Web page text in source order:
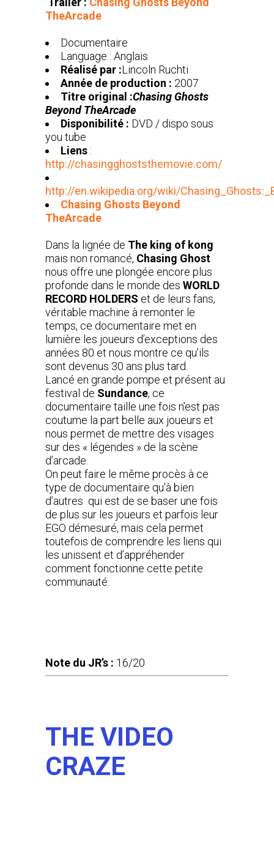
TheArcade
Documentaire
Language : Anglais
Réalisé par :Lincoln Ruchti
Année de production : 2007
Titre original :Chasing Ghosts
Beyond TheArcade
Disponibilité : DVD / dispo sous
you tube
Liens :
http://chasingghoststhemovie.com/
http://en.wikipedia.org/wiki/
Chasing Ghosts Beyond
TheArcade
Dans la lignée de The king of kong
mais non romancé, Chasing Ghost
nous offre une plongée encore plus
profonde dans le monde des WORLD
RECORD HOLDERS et de leurs fans,
véritable machine à remonter le
temps, ce documentaire met en
lumière les joueurs d’exceptions des
années 80 et nous montre ce qu’ils
sont devenus 30 ans plus tard.
Lancé en grande pompe et présent au
festival de Sundance, ce
documentaire taille une fois n’est pas
coutume la part belle aux joueurs et
nous permet de mettre des visages
sur des « légendes » de la scène
d’arcade.
On peut faire le même procès à ce
type de documentaire qu’à bien
d’autres qui est de se baser une fois
de plus sur les joueurs et parfois leur
EGO démesuré, mais cela permet
toutefois de comprendre les liens qui
les unissent et d’appréhender
comment fonctionne cette petite
communauté.
Note du JR’s : 16/20
THE VIDEO
CRAZE